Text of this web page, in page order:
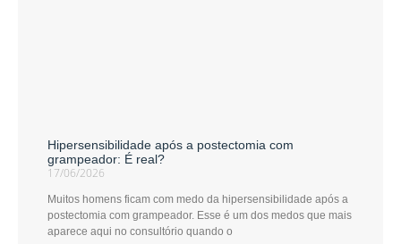
Hipersensibilidade após a postectomia com
grampeador: É real?
17/06/2026
Muitos homens ficam com medo da hipersensibilidade após a
postectomia com grampeador. Esse é um dos medos que mais
aparece aqui no consultório quando o